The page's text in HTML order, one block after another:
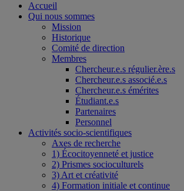
Accueil
Qui nous sommes
Mission
Historique
Comité de direction
Membres
Chercheur.e.s régulier.ère.s
Chercheur.e.s associé.e.s
Chercheur.e.s émérites
Étudiant.e.s
Partenaires
Personnel
Activités socio-scientifiques
Axes de recherche
1) Écocitoyenneté et justice
2) Prismes socioculturels
3) Art et créativité
4) Formation initiale et continue